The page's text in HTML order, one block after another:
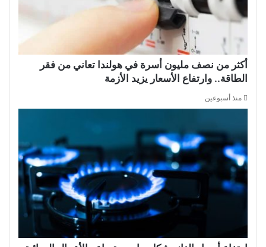
أكثر من نصف مليون أسرة في هولندا تعاني من فقر
الطاقة.. وارتفاع الأسعار يزيد الأزمة
منذ أسبوعين